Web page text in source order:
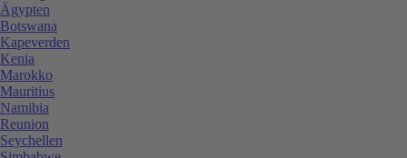
Ägypten
Botswana
Kapeverden
Kenia
Marokko
Mauritius
Namibia
Reunion
Seychellen